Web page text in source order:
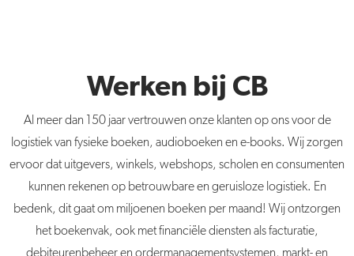
Werken bij CB
Al meer dan 150 jaar vertrouwen onze klanten op ons voor de
logistiek van fysieke boeken, audioboeken en e-books. Wij zorgen
ervoor dat uitgevers, winkels, webshops, scholen en consumenten
kunnen rekenen op betrouwbare en geruisloze logistiek. En
bedenk, dit gaat om miljoenen boeken per maand! Wij ontzorgen
het boekenvak, ook met financiële diensten als facturatie,
debiteurenbeheer en ordermanagementsystemen, markt- en